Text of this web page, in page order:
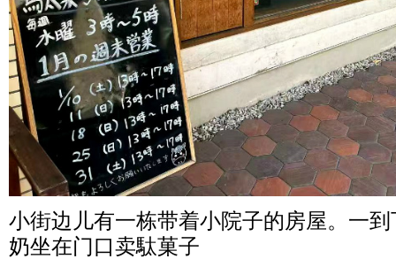
小街边儿有一栋带着小院子的房屋。一
奶坐在门口卖駄菓子